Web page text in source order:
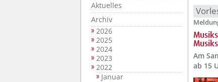
Aktuelles
Archiv
2026
2025
2024
2023
2022
Januar
Am
ab 15